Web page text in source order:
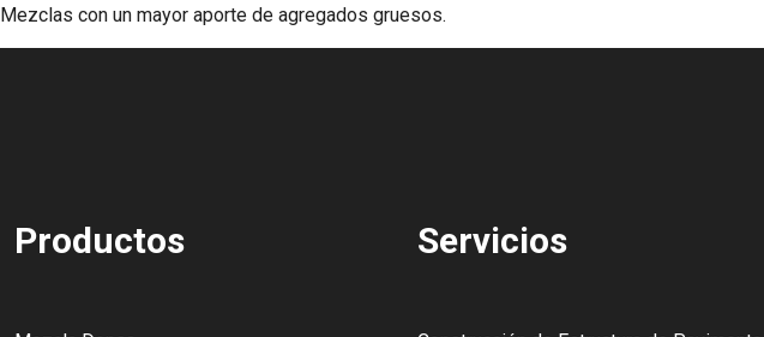
Mezclas con un mayor aporte de agregados gruesos.
Productos Servicios